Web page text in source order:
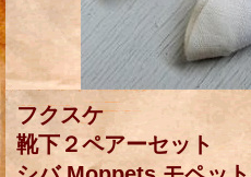
フクスケ
靴下２ペアーセット